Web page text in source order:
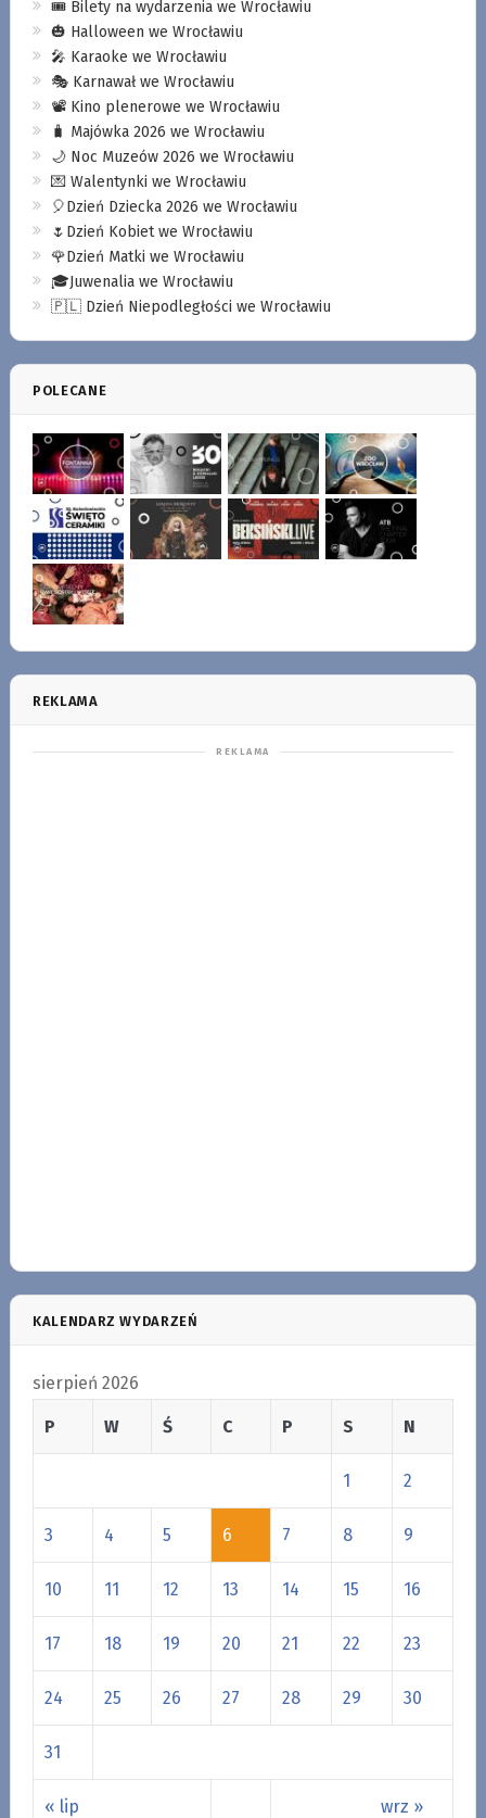
🎟️ Bilety na wydarzenia we Wrocławiu
🎃 Halloween we Wrocławiu
🎤 Karaoke we Wrocławiu
🎭 Karnawał we Wrocławiu
📽️ Kino plenerowe we Wrocławiu
🧳 Majówka 2026 we Wrocławiu
🌙 Noc Muzeów 2026 we Wrocławiu
💌 Walentynki we Wrocławiu
🎈Dzień Dziecka 2026 we Wrocławiu
🌷Dzień Kobiet we Wrocławiu
🌹Dzień Matki we Wrocławiu
🎓Juwenalia we Wrocławiu
🇵🇱 Dzień Niepodległości we Wrocławiu
POLECANE
REKLAMA
KALENDARZ WYDARZEŃ
sierpień 2026
P W Ś C P S N
« lip wrz »
1 2
3 4 5 6 7 8 9
10 11 12 13 14 15 16
17 18 19 20 21 22 23
24 25 26 27 28 29 30
31